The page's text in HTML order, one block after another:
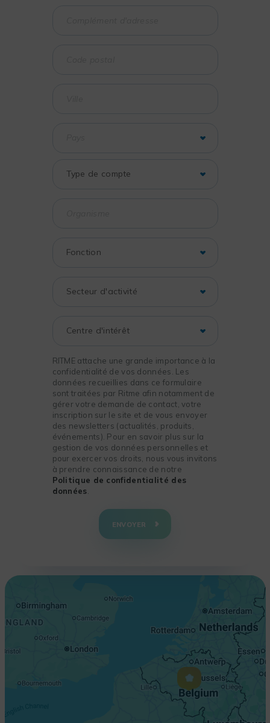
RITME attache une grande importance à la
confidentialité de vos données. Les
données recueillies dans ce formulaire
sont traitées par Ritme afin notamment de
gérer votre demande de contact, votre
inscription sur le site et de vous envoyer
des newsletters (actualités, produits,
événements). Pour en savoir plus sur la
gestion de vos données personnelles et
pour exercer vos droits, nous vous invitons
à prendre connaissance de notre
Politique de confidentialité des
données
ENVOYER